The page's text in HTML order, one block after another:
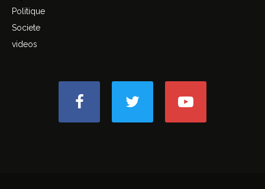
Politique
Societe
videos